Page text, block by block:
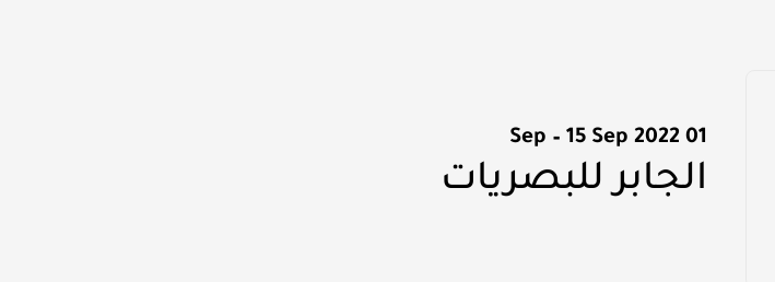
01 Sep – 15 Sep 2022
الجابر للبصريات